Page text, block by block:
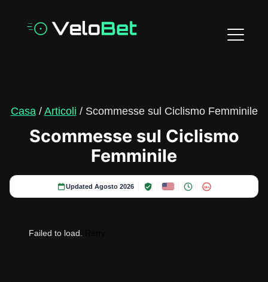
Casa/ Articoli / Scommesse sul Ciclismo Femminile
Scommesse sul Ciclismo
Femminile
Updated Agosto 2026 18+
Failed to load.